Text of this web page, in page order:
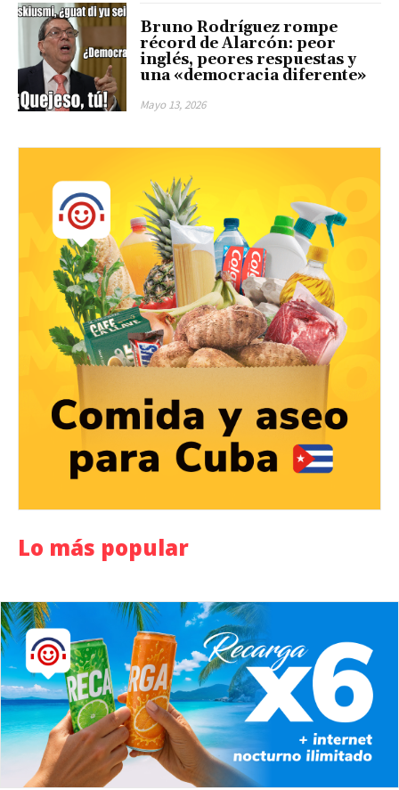
Bruno Rodríguez rompe
récord de Alarcón: peor
inglés, peores respuestas y
una «democracia diferente»
Mayo 13, 2026
Lo más popular